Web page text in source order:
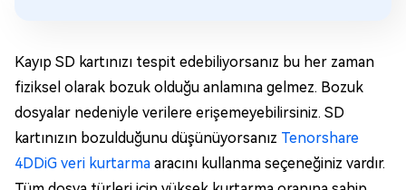
Kayıp SD kartınızı tespit edebiliyorsanız bu her zaman
fiziksel olarak bozuk olduğu anlamına gelmez. Bozuk
dosyalar nedeniyle verilere erişemeyebilirsiniz. SD
kartınızın bozulduğunu düşünüyorsanız Tenorshare
4DDiG veri kurtarma aracını kullanma seçeneğiniz vardır.